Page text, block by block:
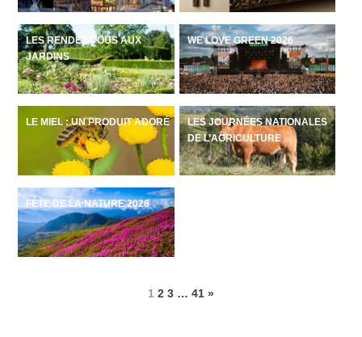
LES RENDEZ-VOUS AUX
JARDINS
WE LOVE GREEN 2026
LE MIEL : UN PRODUIT ADORÉ
LES JOURNÉES NATIONALES
DE L’AGRICULTURE
FÊTE DE LA NATURE 2026
1 2 3 … 41 »